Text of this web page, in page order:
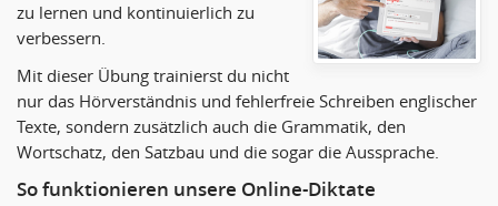
zu lernen und kontinuierlich zu
verbessern.
Mit dieser Übung trainierst du nicht
nur das Hörverständnis und fehlerfreie Schreiben englischer
Texte, sondern zusätzlich auch die Grammatik, den
Wortschatz, den Satzbau und die sogar die Aussprache.
So funktionieren unsere Online-Diktate